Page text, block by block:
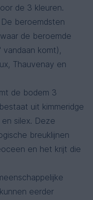
de 3 kleuren.
beroemdsten
de beroemde
vandaan komt),
Thauvenay en
de bodem 3
uit kimmeridge
silex. Deze
breuklijnen
en het krijt die
eerder